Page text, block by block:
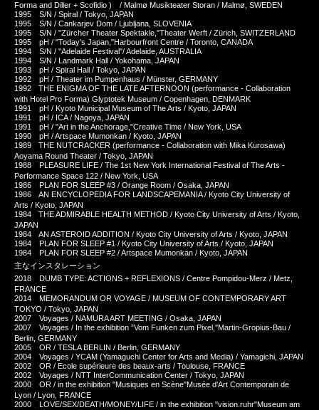
Forma and Diller + Scofidio ) / Malmø Musikteater Storan / Malmø, SWEDEN
1995 S/N / Spiral / Tokyo, JAPAN
1995 S/N / Cankarjev Dom / Ljubljana, SLOVENIA
1995 S/N / "Zürcher Theater Spektakle,"Theater Werft / Zürich, SWITZERLAND
1995 pH / "Today's Japan,"Harbourfront Centre / Toronto, CANADA
1994 S/N / "Adelaide Festival"/ Adelaide, AUSTRALIA
1994 S/N / Landmark Hall / Yokohama, JAPAN
1993 pH / Spiral Hall / Tokyo, JAPAN
1992 pH / Theater im Pumpenhaus / Münster, GERMANY
1992 THE ENIGMA OF THE LATE AFTERNOON (performance - Collaboration
with Hotel Pro Forma) Glyptotek Museum / Copenhagen, DENMARK
1991 pH / Kyoto Municipal Museum of The Arts / Kyoto, JAPAN
1991 pH / ICA / Nagoya, JAPAN
1991 pH / "Art in the Anchorage,"Creative Time / New York, USA
1990 pH / Artspace Mumonkan / Kyoto, JAPAN
1989 THE NUTCRACKER (performance - Collaboration with Mika Kurosawa)
Aoyama Round Theater / Tokyo, JAPAN
1988 PLEASURE LIFE / The 1st New York International Festival of The Arts -
Performance Space 122 / New York, USA
1986 PLAN FOR SLEEP #3 / Orange Room / Osaka, JAPAN
1986 AN ENCYCLOPEDIA FOR LANDSCAPEMANIA / Kyoto City University of
Arts / Kyoto, JAPAN
1984 THE ADMIRABLE HEALTH METHOD / Kyoto City University of Arts / Kyoto,
JAPAN
1984 AN ASTEROID ADDITION / Kyoto City University of Arts / Kyoto, JAPAN
1984 PLAN FOR SLEEP #1 / Kyoto City University of Arts / Kyoto, JAPAN
1984 PLAN FOR SLEEP #2 / Artspace Mumonkan / Kyoto, JAPAN
主なインスタレーション
2018 DUMB TYPE: ACTIONS + REFLEXIONS / Centre Pompidou-Merz / Metz,
FRANCE
2014 MEMORANDUM OR VOYAGE / MUSEUM OF CONTEMPORARY ART
TOKYO / Tokyo, JAPAN
2007 Voyages / NAMURA ART MEETING / Osaka, JAPAN
2007 Voyages / In the exhibition ”Vom Funken zum Pixel,"Martin-Gropius-Bau /
Berlin, GERMANY
2005 OR / TESLA BERLIN / Berlin, GERMANY
2004 Voyages / YCAM (Yamaguchi Center for Arts and Media) / Yamagichi, JAPAN
2002 OR / Ecole supérieure des beaux-arts / Toulouse, FRANCE
2002 Voyages / NTT InterCommunication Center / Tokyo, JAPAN
2000 OR / in the exhibition "Musiques en Scène"Musée d'Art Contemporain de
Lyon / Lyon, FRANCE
2000 LOVE/SEX/DEATH/MONEY/LIFE / in the exhibition "vision.ruhr"Museum am